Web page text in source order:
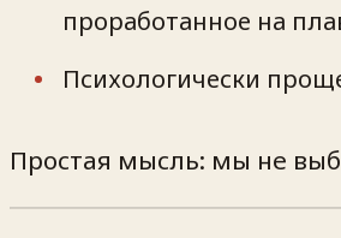
проработанное на
Психологически
Простая мысль: мы не